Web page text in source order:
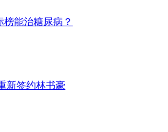
榜能治糖尿病？
新签约林书豪